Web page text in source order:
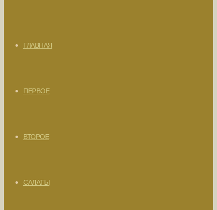
ГЛАВНАЯ
ПЕРВОЕ
ВТОРОЕ
САЛАТЫ